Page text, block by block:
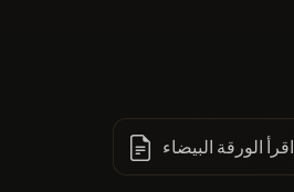
اقرأ الورقة البيضاء